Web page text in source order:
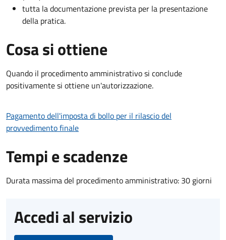
tutta la documentazione prevista per la presentazione
della pratica.
Cosa si ottiene
Quando il procedimento amministrativo si conclude
positivamente si ottiene un'autorizzazione.
Pagamento dell'imposta di bollo per il rilascio del
provvedimento finale
Tempi e scadenze
Durata massima del procedimento amministrativo: 30 giorni
Accedi al servizio